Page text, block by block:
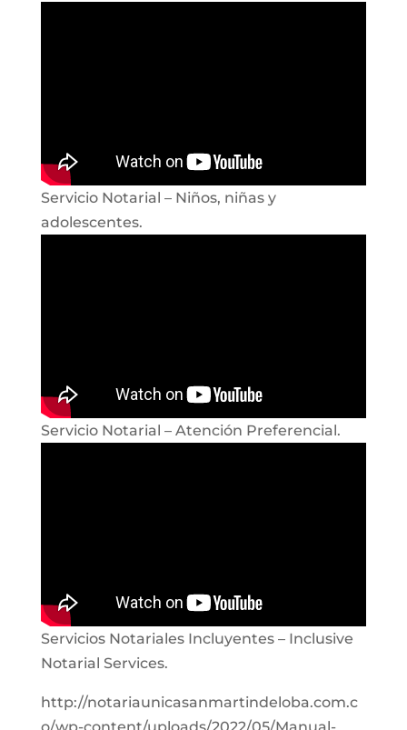
Servicio Notarial – Niños, niñas y
adolescentes.
Servicio Notarial – Atención Preferencial.
Servicios Notariales Incluyentes – Inclusive
Notarial Services.
http://notariaunicasanmartindeloba.com.c
o/wp-content/uploads/2022/05/Manual-